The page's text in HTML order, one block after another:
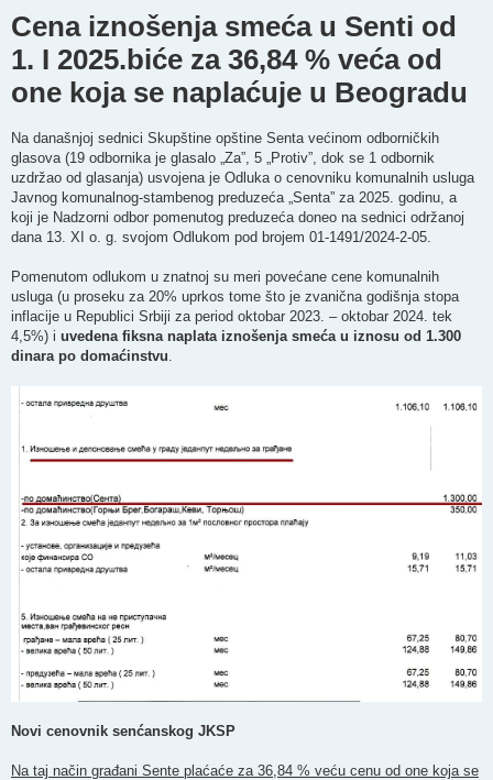
s
t
Cena iznošenja smeća u Senti od
1. I 2025.biće za 36,84 % veća od
one koja se naplaćuje u Beogradu
Na današnjoj sednici Skupštine opštine Senta većinom odborničkih
glasova (19 odbornika je glasalo „Za”, 5 „Protiv”, dok se 1 odbornik
uzdržao od glasanja) usvojena je Odluka o cenovniku komunalnih usluga
Javnog komunalnog-stambenog preduzeća „Senta” za 2025. godinu, a
koji je Nadzorni odbor pomenutog preduzeća doneo na sednici održanoj
dana 13. XI o. g. svojom Odlukom pod brojem 01-1491/2024-2-05.
Pomenutom odlukom u znatnoj su meri povećane cene komunalnih
usluga (u proseku za 20% uprkos tome što je zvanična godišnja stopa
inflacije u Republici Srbiji za period oktobar 2023. – oktobar 2024. tek
4,5%) i uvedena fiksna naplata iznošenja smeća u iznosu od 1.300
dinara po domaćinstvu
Novi cenovnik senćanskog JKSP
Na taj način građani Sente plaćaće za 36,84 % veću cenu od one koja se